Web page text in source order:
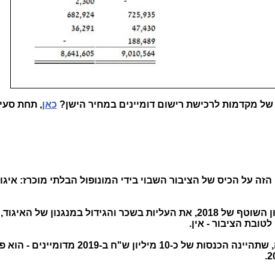
כאן, תחת
על הכיס של הציבור השבוי בידי המונופול הבלתי מוכרז:
הכסף הזה פשוט הלך לממן את הגרעון השוטף של 2018, את העליות בשכר והגידול במנגנון
הציבור - אין.
) החוזה, שתהיינה הכנסות של כ-10 מיליון ש"ח ב-